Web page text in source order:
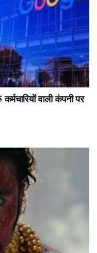
वाली कंपनी पर